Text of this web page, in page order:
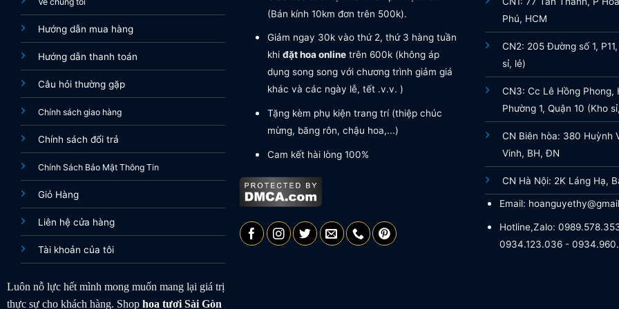
Hướng dẫn mua hàng
Hướng dẫn thanh toán
Câu hỏi thường gặp
Chính sách giao hàng
Chính sách đổi trả
Chính Sách Bảo Mật Thông Tin
Giỏ Hàng
Liên hệ cửa hàng
Tài khoản của tôi
Luôn nỗ lực hết mình mong muốn mang lại giá trị
thực sự cho khách hàng. Shop hoa tươiSài Gòn
(Bán kính 10km đơn trên 500k).
Giảm ngay 30k vào thứ 2, thứ 3 hàng tuần
khi đặt hoa onlinetrên 600k (không áp
dụng song song với chương trình giảm giá
khác và các ngày lễ, tết .v.v. )
Tặng kèm phụ kiện trang trí (thiệp chúc
mừng, băng rôn, chậu hoa,...)
Cam kết hài lòng 100%
Phú, HCM
CN2: 205 Đường số 1,
sỉ, lẻ)
CN3: Cc Lê Hồng Phong,
Phường 1, Quận 10 (Kho
CN Biên hòa: 380 Huỳnh
Vinh, BH, ĐN
CN Hà Nội: 2K Láng Hạ,
Email:
Hotline,Zalo:
0934.123.036 -